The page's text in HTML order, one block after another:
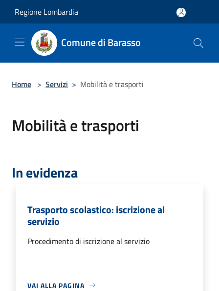
Regione Lombardia
Comune di Barasso
Home > Servizi > Mobilità e trasporti
Mobilità e trasporti
In evidenza
Trasporto scolastico: iscrizione al
servizio
Procedimento di iscrizione al servizio
VAI ALLA PAGINA